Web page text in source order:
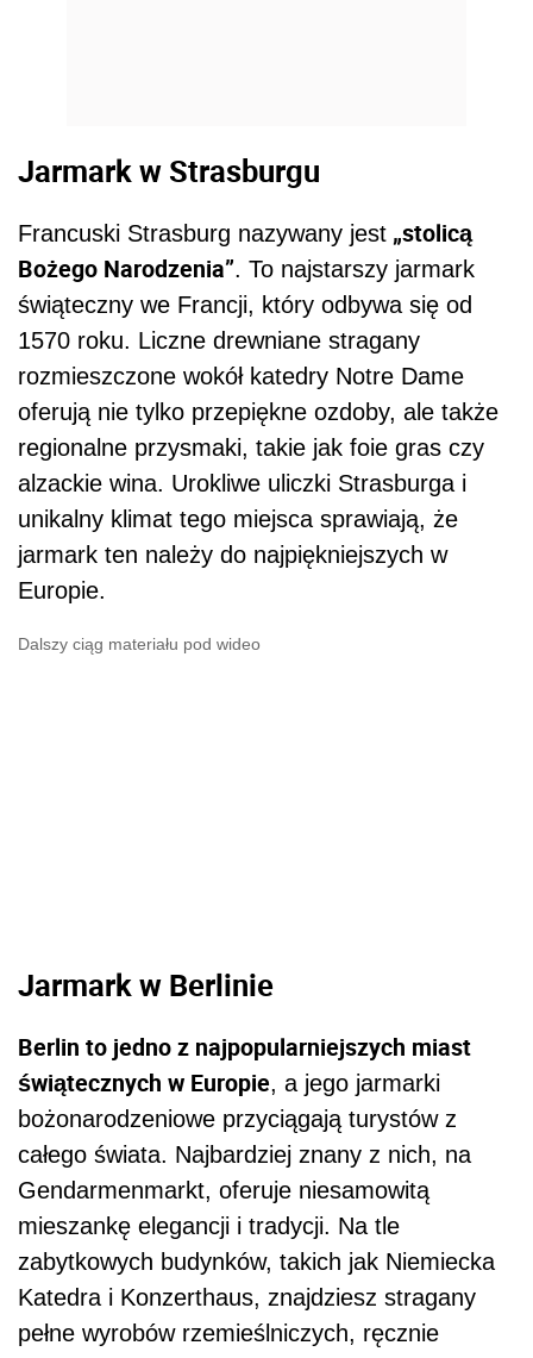
Jarmark w Strasburgu
Francuski Strasburg nazywany jest „stolicą
Bożego Narodzenia”. To najstarszy jarmark
świąteczny we Francji, który odbywa się od
1570 roku. Liczne drewniane stragany
rozmieszczone wokół katedry Notre Dame
oferują nie tylko przepiękne ozdoby, ale także
regionalne przysmaki, takie jak foie gras czy
alzackie wina. Urokliwe uliczki Strasburga i
unikalny klimat tego miejsca sprawiają, że
jarmark ten należy do najpiękniejszych w
Europie.
Dalszy ciąg materiału pod wideo
Jarmark w Berlinie
Berlin to jedno z najpopularniejszych miast
świątecznych w Europie, a jego jarmarki
bożonarodzeniowe przyciągają turystów z
całego świata. Najbardziej znany z nich, na
Gendarmenmarkt, oferuje niesamowitą
mieszankę elegancji i tradycji. Na tle
zabytkowych budynków, takich jak Niemiecka
Katedra i Konzerthaus, znajdziesz stragany
pełne wyrobów rzemieślniczych, ręcznie